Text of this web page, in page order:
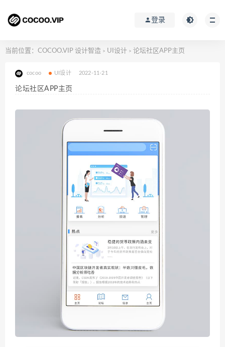
登录
当前位置： COCOO.VIP 设计智造 > UI设计 > 论坛社区APP主页
cocoo UI设计 2022-11-21
论坛社区APP主页